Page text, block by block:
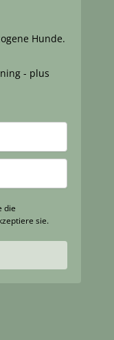
Hunde.
- plus
die
sie.